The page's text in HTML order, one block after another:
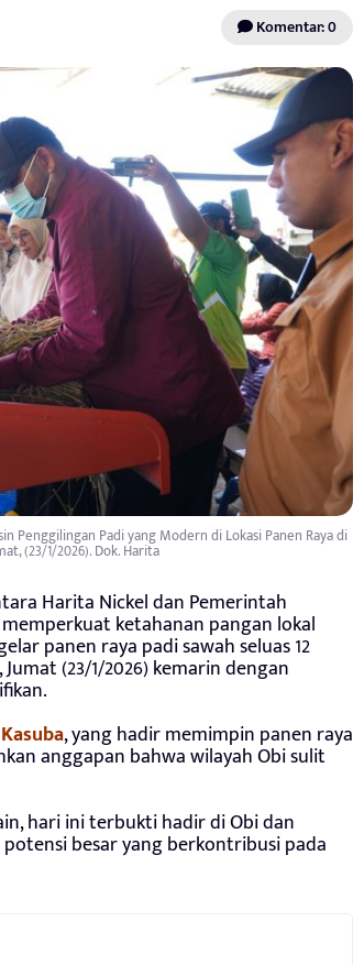
Komentar: 0
Penggilingan Padi yang Modern di Lokasi Panen Raya di
(23/1/2026). Dok. Harita
Harita Nickel dan Pemerintah
ketahanan pangan lokal
panen raya padi sawah seluas 12
(23/1/2026) kemarin dengan
, yang hadir memimpin panen raya
anggapan bahwa wilayah Obi sulit
hari ini terbukti hadir di Obi dan
besar yang berkontribusi pada